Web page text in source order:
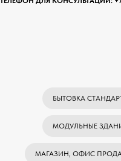
БЫТОВКА
МОДУЛЬНЫЕ
МАГАЗИН, ОФИС